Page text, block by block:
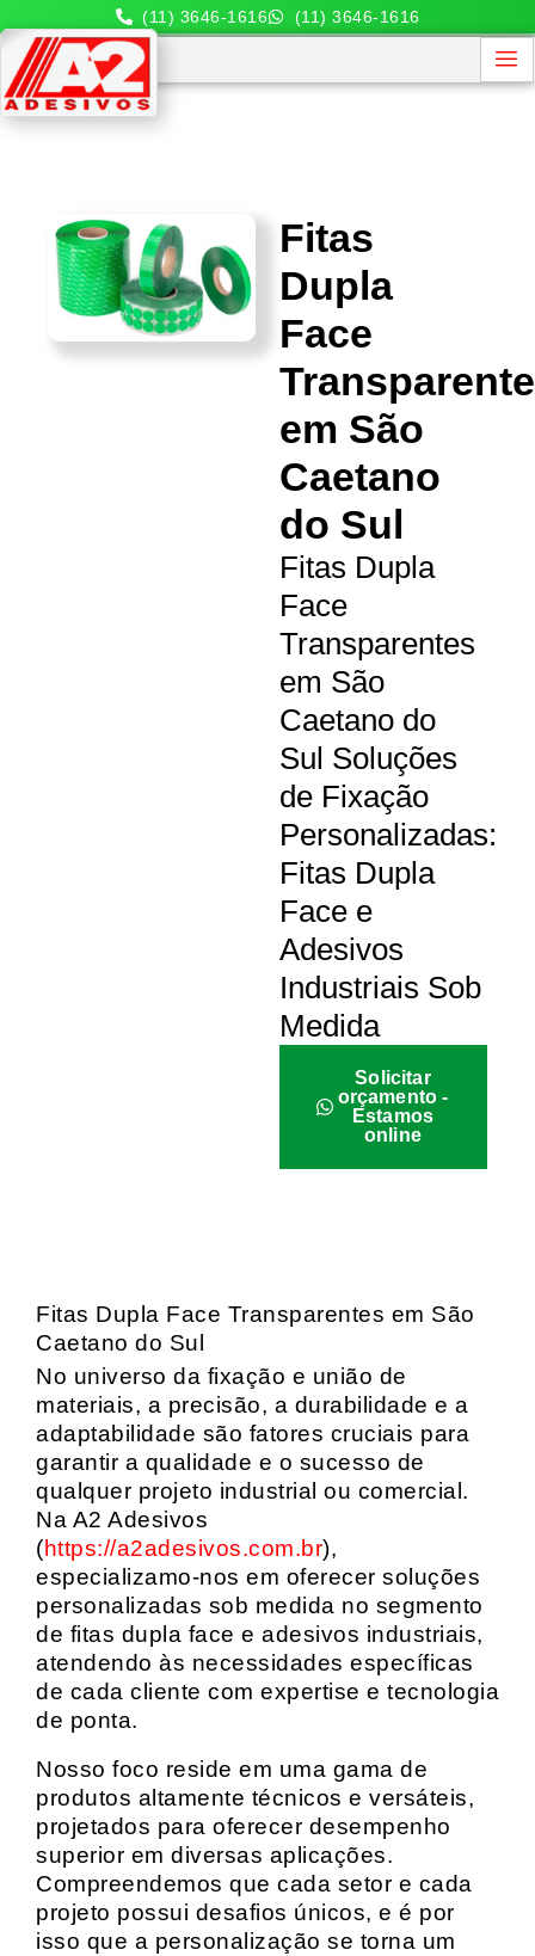
(11) 3646-1616 (11) 3646-1616
Fitas
Dupla
Face
em São
Caetano
do Sul
Fitas Dupla
Face
Transparentes
em São
Caetano do
Sul Soluções
de Fixação
Personalizadas:
Fitas Dupla
Face e
Adesivos
Industriais Sob
Medida
Solicitar
orçamento -
Estamos
online
Fitas Dupla Face Transparentes em São
Caetano do Sul
No universo da fixação e união de
materiais, a precisão, a durabilidade e a
adaptabilidade são fatores cruciais para
garantir a qualidade e o sucesso de
qualquer projeto industrial ou comercial.
Na A2 Adesivos
(https://a2adesivos.com.br),
especializamo-nos em oferecer soluções
personalizadas sob medida no segmento
de fitas dupla face e adesivos industriais,
atendendo às necessidades específicas
de cada cliente com expertise e tecnologia
de ponta.
Nosso foco reside em uma gama de
produtos altamente técnicos e versáteis,
projetados para oferecer desempenho
superior em diversas aplicações.
Compreendemos que cada setor e cada
projeto possui desafios únicos, e é por
isso que a personalização se torna um